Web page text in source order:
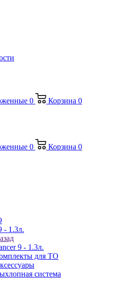
0 Корзина 0
0 Корзина 0
- 1.3л.
9 - 1.3л.
для ТО
система